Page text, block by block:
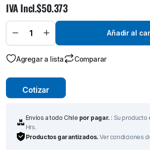
$50.373
IVA Incl.
Anular TCT
(Carburo
de
Tungsteno)
Ø 18 mm x
50 mm –
Corte-
quantity
Añadir al
Agregar a lista Comparar
Cotizar
Envíos a todo Chile por pagar. : Su producto
Hrs.
Productos garantizados. Ver condiciones